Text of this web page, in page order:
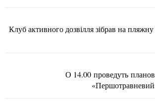
Клуб активного дозвілля зібрав на пляжну
О 14.00 проведуть